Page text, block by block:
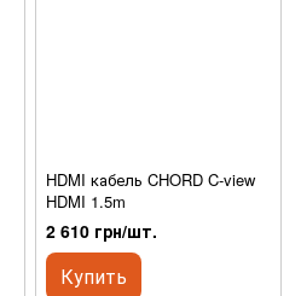
HDMI кабель CHORD C-view
HDMI 1.5m
2 610 грн/шт.
Купить